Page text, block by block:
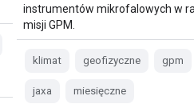
instrumentów mikrofalowych w
misji GPM.
klimat geofizyczne gpm
jaxa miesięczne